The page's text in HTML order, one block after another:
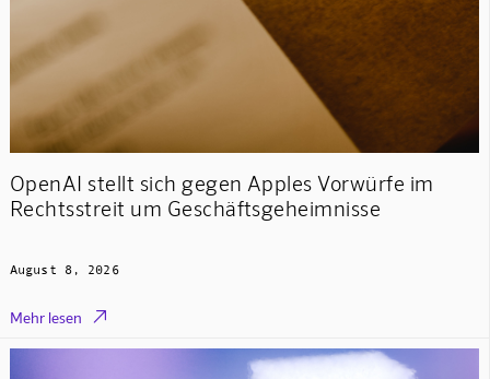
OpenAI stellt sich gegen Apples Vorwürfe im
Rechtsstreit um Geschäftsgeheimnisse
August 8, 2026
Mehr lesen 